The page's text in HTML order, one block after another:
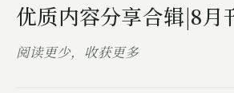
优质内容分享合辑|8月
阅读更少，收获更多